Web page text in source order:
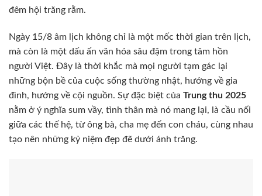
đêm hội trăng rằm.
Ngày 15/8 âm lịch không chỉ là một mốc thời gian trên lịch,
mà còn là một dấu ấn văn hóa sâu đậm trong tâm hồn
người Việt. Đây là thời khắc mà mọi người tạm gác lại
những bộn bề của cuộc sống thường nhật, hướng về gia
đình, hướng về cội nguồn. Sự đặc biệt của Trung thu 2025
nằm ở ý nghĩa sum vầy, tình thân mà nó mang lại, là cầu nối
giữa các thế hệ, từ ông bà, cha mẹ đến con cháu, cùng nhau
tạo nên những kỷ niệm đẹp đẽ dưới ánh trăng.